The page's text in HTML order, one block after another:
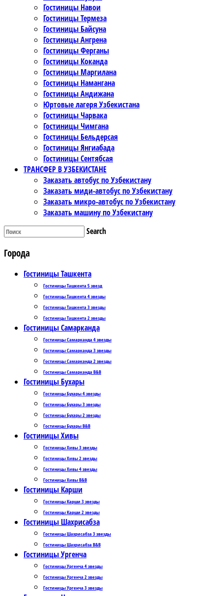
Гостиницы Навои
Гостиницы Термеза
Гостиницы Байсуна
Гостиницы Ангрена
Гостиницы Ферганы
Гостиницы Коканда
Гостиницы Маргилана
Гостиницы Намангана
Гостиницы Андижана
Юртовые лагеря Узбекистана
Гостиницы Чарвака
Гостиницы Чимгана
Гостиницы Бельдерсая
Гостиницы Янгиабада
Гостиницы Сентябсая
ТРАНСФЕР В УЗБЕКИСТАНЕ
Заказать автобус по Узбекистану
Заказать миди-автобус по Узбекистану
Заказать микро-автобус по Узбекистану
Заказать машину по Узбекистану
Search
Города
Гостиницы Ташкента
Гостиницы Ташкента 5 звезд
Гостиницы Ташкента 4 звезды
Гостиницы Ташкента 3 звезды
Гостиницы Ташкента 2 звезды
Гостиницы Самарканда
Гостиницы Самарканда 4 звезды
Гостиницы Самарканда 3 звезды
Гостиницы Самарканда 2 звезды
Гостиницы Самарканда B&B
Гостиницы Бухары
Гостиницы Бухары 4 звезды
Гостиницы Бухары 3 звезды
Гостиницы Бухары 2 звезды
Гостиницы Бухары B&B
Гостиницы Хивы
Гостиницы Хивы 3 звезды
Гостиницы Хивы 2 звезды
Гостиницы Хивы 4 звезды
Гостиницы Хивы B&B
Гостиницы Карши
Гостиницы Карши 3 звезды
Гостиницы Карши 2 звезды
Гостиницы Шахрисабза
Гостиницы Шахрисабза 3 звезды
Гостиницы Шахрисабза B&B
Гостиницы Ургенча
Гостиницы Ургенча 4 звезды
Гостиницы Ургенча 2 звезды
Гостиницы Ургенча 3 звезды